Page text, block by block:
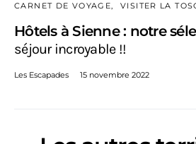
CARNET DE VOYAGE VISITER LA
Hôtels à Sienne : notre
séjour incroyable !!
Les Escapades 15 novembre 2022